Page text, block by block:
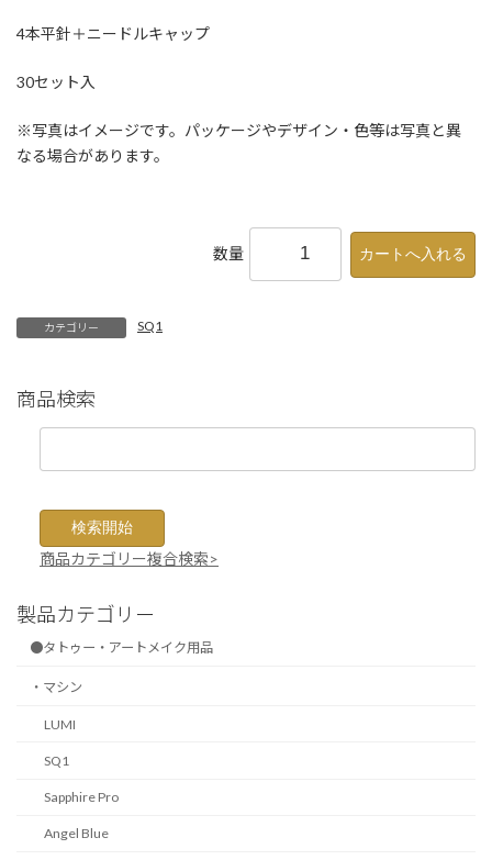
4本平針＋ニードルキャップ
30セット入
※写真はイメージです。パッケージやデザイン・色等は写真と異
なる場合があります。
数量
カテゴリー SQ1
商品検索
商品カテゴリー複合検索>
製品カテゴリー
●タトゥー・アートメイク用品
・マシン
LUMI
SQ1
Sapphire Pro
Angel Blue